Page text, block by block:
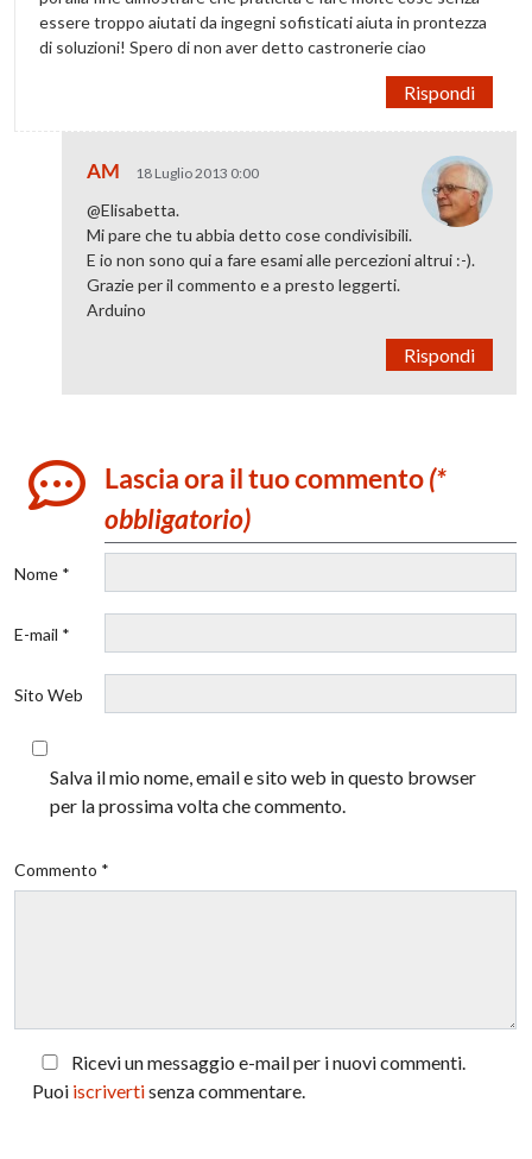
essere troppo aiutati da ingegni sofisticati aiuta in prontezza
di soluzioni! Spero di non aver detto castronerie ciao
Rispondi
AM 18 Luglio 2013 0:00
@Elisabetta.
Mi pare che tu abbia detto cose condivisibili.
E io non sono qui a fare esami alle percezioni altrui :-).
Grazie per il commento e a presto leggerti.
Arduino
Rispondi
Lascia ora il tuo commento(*
obbligatorio)
Nome *
E-mail *
Sito Web
Salva il mio nome, email e sito web in questo browser
per la prossima volta che commento.
Commento *
Ricevi un messaggio e-mail per i nuovi commenti.
Puoi iscrivertisenza commentare.